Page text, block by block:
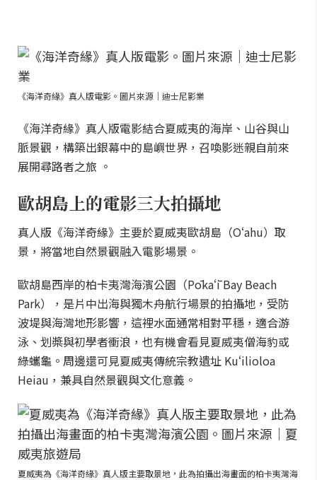
《海洋奇緣》真人版電影。圖片來源｜迪士尼影業
《海洋奇緣》真人版電影結合夏威夷的海岸、山谷與山
脈景觀，構築出銀幕中的島嶼世界，召喚影迷親自前來
展開尋路者之旅 。
歐胡島上的電影三大拍攝地
真人版《海洋奇緣》主要於夏威夷歐胡島（Oʻahu）取
景，將當地自然景觀融入電影場景。
歐胡島西岸的柏卡夷灣海濱公園（Pōkaʻī Bay Beach
Park），是片中出海與獨木舟航行場景的拍攝地，受防
波堤與海灣地形影響，這裡水面通常相對平穩，適合游
泳、划槳與初學者衝浪，也有機會看見夏威夷僧海豹或
綠蠵龜。周邊還可見夏威夷傳統宗教遺址 Kuʻilioloa
Heiau，兼具自然景觀與文化意義。
夏威夷為《海洋奇緣》真人版主要取景地，此為拍攝出海畫面的柏卡夷灣海